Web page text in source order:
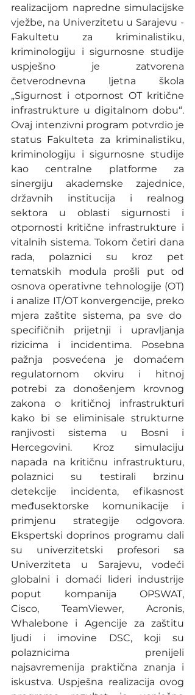
realizacijom napredne simulacijske
vježbe, na Univerzitetu u Sarajevu -
Fakultetu za kriminalistiku,
kriminologiju i sigurnosne studije
uspješno je zatvorena
četverodnevna ljetna škola
„Sigurnost i otpornost OT kritične
infrastrukture u digitalnom dobu“.
Ovaj intenzivni program potvrdio je
status Fakulteta za kriminalistiku,
kriminologiju i sigurnosne studije
kao centralne platforme za
sinergiju akademske zajednice,
državnih institucija i realnog
sektora u oblasti sigurnosti i
otpornosti kritične infrastrukture i
vitalnih sistema. Tokom četiri dana
rada, polaznici su kroz pet
tematskih modula prošli put od
osnova operativne tehnologije (OT)
i analize IT/OT konvergencije, preko
mjera zaštite sistema, pa sve do
specifičnih prijetnji i upravljanja
rizicima i incidentima. Posebna
pažnja posvećena je domaćem
regulatornom okviru i hitnoj
potrebi za donošenjem krovnog
zakona o kritičnoj infrastrukturi
kako bi se eliminisale strukturne
ranjivosti sistema u Bosni i
Hercegovini. Kroz simulaciju
napada na kritičnu infrastrukturu,
polaznici su testirali brzinu
detekcije incidenta, efikasnost
međusektorske komunikacije i
primjenu strategije odgovora.
Ekspertski doprinos programu dali
su univerzitetski profesori sa
Univerziteta u Sarajevu, vodeći
globalni i domaći lideri industrije
poput kompanija OPSWAT,
Cisco, TeamViewer, Acronis,
Whalebone i Agencije za zaštitu
ljudi i imovine DSC, koji su
polaznicima prenijeli
najsavremenija praktična znanja i
iskustva. Uspješna realizacija ovog